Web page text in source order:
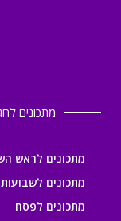
מתכונים
מתכונים לראש
מתכונים לשבועות
מתכונים לפסח